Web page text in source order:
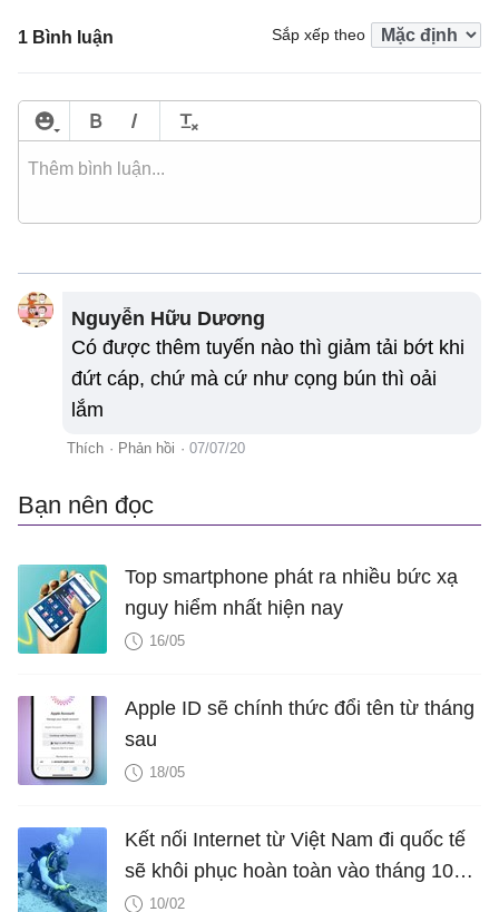
1 Bình luận Sắp xếp theo
Nguyễn Hữu Dương
Có được thêm tuyến nào thì giảm tải bớt khi
đứt cáp, chứ mà cứ như cọng bún thì oải
lắm
Thích · Phản hồi · 07/07/20
Bạn nên đọc
Top smartphone phát ra nhiều bức xạ
nguy hiểm nhất hiện nay
16/05
Apple ID sẽ chính thức đổi tên từ tháng
sau
18/05
Kết nối Internet từ Việt Nam đi quốc tế
sẽ khôi phục hoàn toàn vào tháng 10
tới 10/02